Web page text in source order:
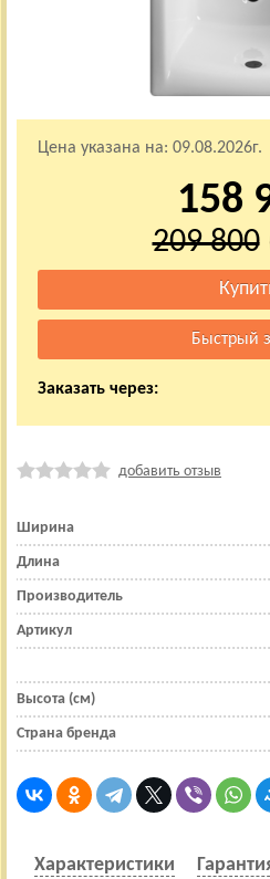
Цена указана на: 09.08.2026г.
158
209 800
Заказать через:
добавить отзыв
Ширина
Длина
Производитель
Артикул
Высота (см)
Страна бренда
Характеристики